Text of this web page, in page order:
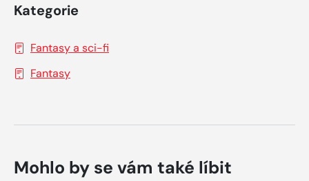
Kategorie
Fantasy a sci-fi
Fantasy
Mohlo by se vám také líbit